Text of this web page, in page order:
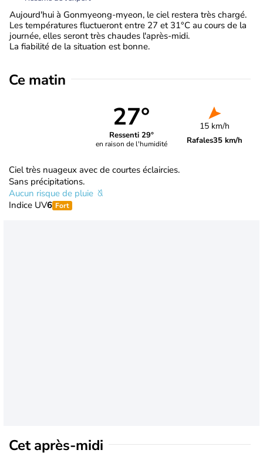
Aujourd'hui à Gonmyeong-myeon, le ciel restera très chargé.
Les températures fluctueront entre 27 et 31°C au cours de la
journée, elles seront très chaudes l'après-midi.
La fiabilité de la situation est bonne.
Ce matin
27°
Ressenti 29°
en raison de l'humidité
15 km/h
Rafales35 km/h
Ciel très nuageux avec de courtes éclaircies.
Sans précipitations.
Aucun risque de pluie
Indice UV6 Fort
Cet après-midi